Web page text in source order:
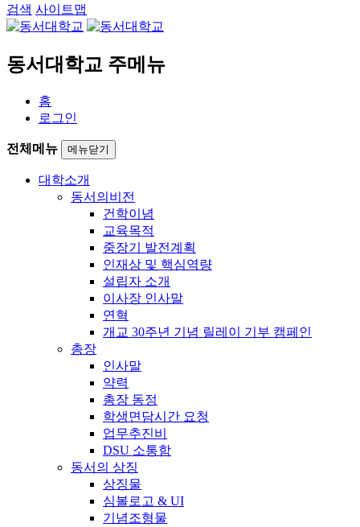
검색 사이트맵
동서대학교 주메뉴
홈
로그인
전체메뉴 메뉴닫기
대학소개
동서의비전
건학이념
교육목적
중장기 발전계획
인재상 및 핵심역량
설립자 소개
이사장 인사말
연혁
개교 30주년 기념 릴레이 기부 캠페인
총장
인사말
약력
총장 동정
학생면담시간 요청
업무추진비
DSU 소통함
동서의 상징
상징물
심볼로고 & UI
기념조형물